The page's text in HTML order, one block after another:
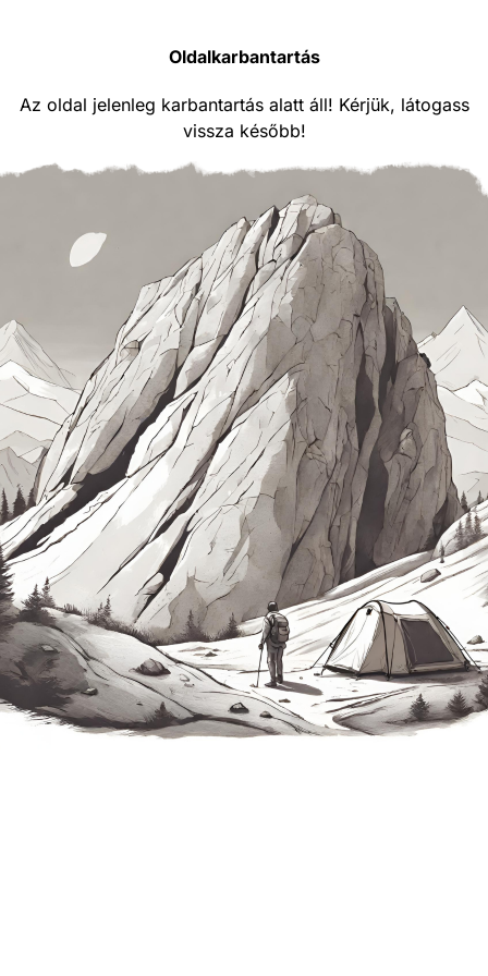
Oldalkarbantartás
Az oldal jelenleg karbantartás alatt áll! Kérjük, látogass
vissza később!